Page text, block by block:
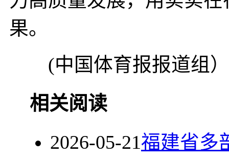
果。
(中国体育报报道组）
相关阅读
2026-05-21福建省多